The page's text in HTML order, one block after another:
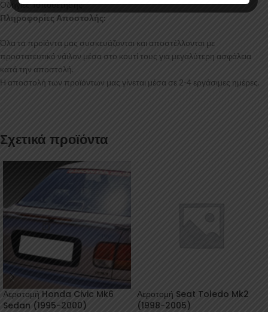
Οδηγίες Τοποθέτησης
Πληροφορίες Αποστολής:
Όλα τα προϊόντα μας συσκευάζονται και αποστέλλονται με
προστατευτικό νάιλον μέσα στο κουτί τους για μεγαλύτερη ασφάλεια
κατά την αποστολή.
Η αποστολή των προϊόντων μας γίνεται μέσα σε 2-4 εργάσιμες ημέρες.
Σχετικά προϊόντα
Αεροτομή Honda Civic Mk6
Sedan (1995-2000)
Αεροτομή Seat Toledo Mk2
(1998-2005)